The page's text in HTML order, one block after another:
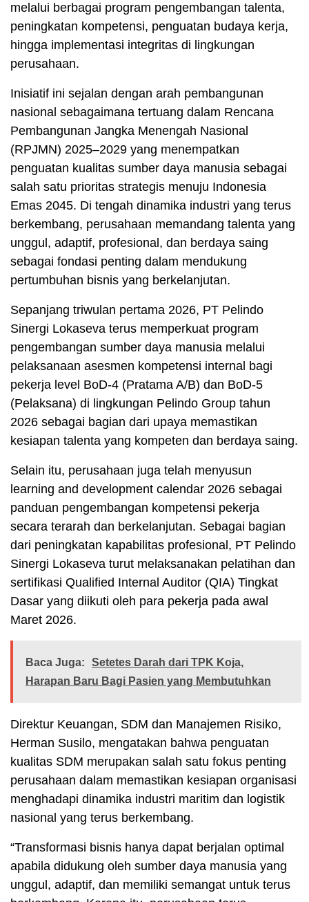
melalui berbagai program pengembangan talenta,
peningkatan kompetensi, penguatan budaya kerja,
hingga implementasi integritas di lingkungan
perusahaan.
Inisiatif ini sejalan dengan arah pembangunan
nasional sebagaimana tertuang dalam Rencana
Pembangunan Jangka Menengah Nasional
(RPJMN) 2025–2029 yang menempatkan
penguatan kualitas sumber daya manusia sebagai
salah satu prioritas strategis menuju Indonesia
Emas 2045. Di tengah dinamika industri yang terus
berkembang, perusahaan memandang talenta yang
unggul, adaptif, profesional, dan berdaya saing
sebagai fondasi penting dalam mendukung
pertumbuhan bisnis yang berkelanjutan.
Sepanjang triwulan pertama 2026, PT Pelindo
Sinergi Lokaseva terus memperkuat program
pengembangan sumber daya manusia melalui
pelaksanaan asesmen kompetensi internal bagi
pekerja level BoD-4 (Pratama A/B) dan BoD-5
(Pelaksana) di lingkungan Pelindo Group tahun
2026 sebagai bagian dari upaya memastikan
kesiapan talenta yang kompeten dan berdaya saing.
Selain itu, perusahaan juga telah menyusun
learning and development calendar 2026 sebagai
panduan pengembangan kompetensi pekerja
secara terarah dan berkelanjutan. Sebagai bagian
dari peningkatan kapabilitas profesional, PT Pelindo
Sinergi Lokaseva turut melaksanakan pelatihan dan
sertifikasi Qualified Internal Auditor (QIA) Tingkat
Dasar yang diikuti oleh para pekerja pada awal
Maret 2026.
Baca Juga:
Setetes Darah dari TPK Koja,
Harapan Baru Bagi Pasien yang Membutuhkan
Direktur Keuangan, SDM dan Manajemen Risiko,
Herman Susilo, mengatakan bahwa penguatan
kualitas SDM merupakan salah satu fokus penting
perusahaan dalam memastikan kesiapan organisasi
menghadapi dinamika industri maritim dan logistik
nasional yang terus berkembang.
“Transformasi bisnis hanya dapat berjalan optimal
apabila didukung oleh sumber daya manusia yang
unggul, adaptif, dan memiliki semangat untuk terus